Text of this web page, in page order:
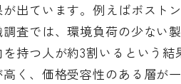
が出ています。例えばボスト
査では、環境負荷の少ない
を持つ人が約3割いるという
く、価格受容性のある層が